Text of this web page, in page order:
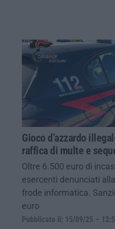
Gioco d’azzardo
raffica di multe e
Oltre 6.500 euro di
esercenti denunciati
frode informatica.
euro
Pubblicato il: 15/09/25 –